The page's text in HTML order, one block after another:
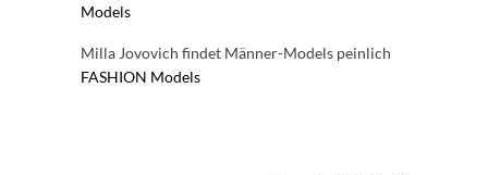
Models
Milla Jovovich findet Männer-Models peinlich
FASHION Models